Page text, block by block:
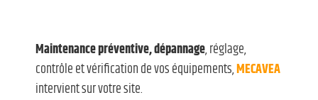
Maintenance préventive, dépannage, réglage,
contrôle et vérification de vos équipements,MECAVEA
intervient sur votre site.